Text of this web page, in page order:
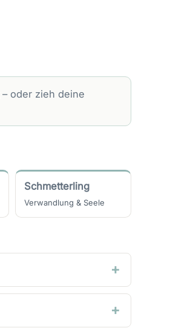
– oder zieh deine
Schmetterling
Verwandlung & Seele